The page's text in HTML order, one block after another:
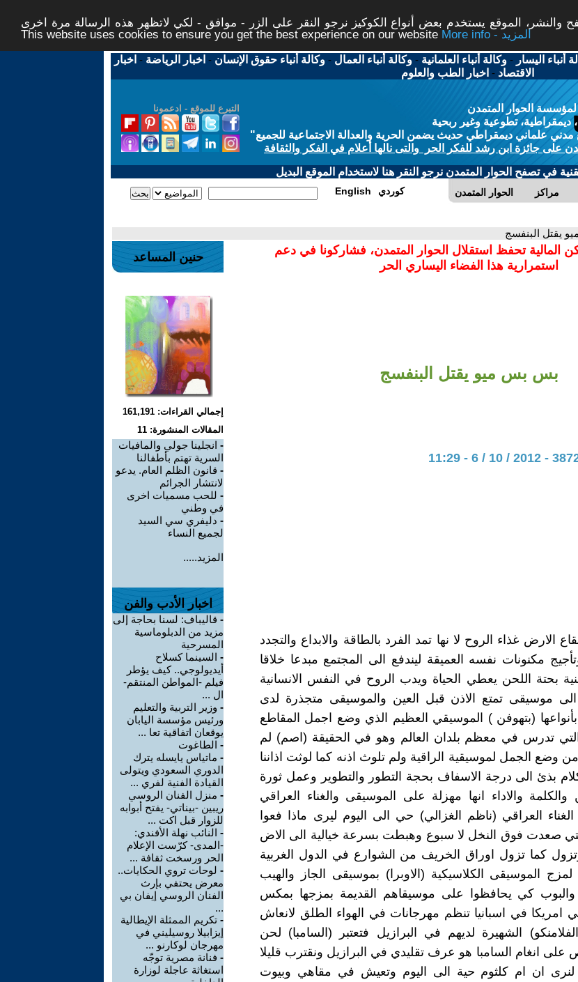
والنشر، الموقع يستخدم بعض أنواع الكوكيز نرجو النقر على الزر - موافق - لكي لاتظهر هذه الرسالة مرة اخرى -
This website uses cookies to ensure you get the best experience on our website
More info - المزيد
أنباء اليسار -وكالة أنباء العلمانية -وكالة أنباء العمال -وكالة أنباء حقوق الإنسان - اخبار الرياضة - اخبار
الاقتصاد - اخبار الطب والعلوم
التبرع للموقع - ادعمونا
لمؤسسة الحوار المتمدن
ديمقراطية، تطوعية وغير ربحية
علماني ديمقراطي حديث يضمن الحرية والعدالة الاجتماعية للجميع"
على جائزة ابن رشد للفكر الحر والتى نالها أعلام في الفكر والثقافة
في تصفح الحوار المتمدن نرجو النقر هنا لاستخدام الموقع البديل
الحوار المتمدن مراكز English كوردي
يقتل البنفسج
المالية تحفظ استقلال الحوار المتمدن، فشاركونا في دعم
استمرارية هذا الفضاء اليساري الحر
بس بس ميو يقتل البنفسج
الارض غذاء الروح لا نها تمد الفرد بالطاقة والابداع والتجدد
مكنونات نفسه العميقة ليندفع الى المجتمع مبدعا خلاقا
بحتة اللحن يعطي الحياة ويدب الروح في النفس الانسانية
الى موسيقى تمتع الاذن قبل العين والموسيقى متجذرة لدى
(بتهوفن ) الموسيقي العظيم الذي وضع اجمل المقاطع
التي تدرس في معظم بلدان العالم وهو في الحقيقة (اصم) لم
وضع الجمل لموسيقية الراقية ولم تلوث اذنه كما لوثت اذاننا
بذئ الى درجة الاسفاف بحجة التطور والتطوير وعمل ثورة
والاداء انها مهزلة على الموسيقى والغناء العراقي
العراقي (ناظم الغزالي) حي الى اليوم ليرى ماذا فعوا
التي صعدت فوق النخل لا سبوع وهبطت بسرعة خيالية الى الاض
كما تزول اوراق الخريف من الشوارع في الدول الغربية
الموسيقى الكلاسيكية (الاوبرا) بموسيقى الجاز والهيب
كي يحافظوا على موسيقاهم القديمة بمزجها بمكس
امريكا في اسبانيا تنظم مهرجانات في الهواء الطلق لانعاش
الشهيرة لديهم في البرازيل فتعتبر (السامبا) لحن
انغام السامبا هو عرف تقليدي في البرازيل ونقترب قليلا
لنرى ان ام كلثوم حية الى اليوم وتعيش في مقاهي وبيوت
حنين المساعد
إجمالي القراءات: 161,191
المقالات المنشورة: 11
- انجلينا جولي والمافيات
السرية تهتم بأطفالنا
- قانون الظلم العام. يدعو
لانتشار الجرائم
- للحب مسميات اخرى
في وطني
- دليفري سي السيد
لجميع النساء
المزيد.....
اخبار الأدب والفن
- قاليباف: لسنا بحاجة إلى
مزيد من الدبلوماسية
المسرحية
- السينما كسلاح
أيديولوجي.. كيف يؤطر
فيلم -المواطن المنتقم-
ال ...
- وزير التربية والتعليم
ورئيس مؤسسة اليابان
يوقعان اتفاقية تعا ...
- الطاغوت
- ماتياس يايسله يترك
الدوري السعودي ويتولى
القيادة الفنية لفري ...
- منزل الفنان الروسي
ريبين -بيناتي- يفتح أبوابه
للزوار قبل اكت ...
- النائب نهلة الأفندي:
-المدى- كرّست الإعلام
الحر ورسخت ثقافة ...
- لوحات تروي الحكايات..
معرض يحتفي بإرث
الفنان الروسي إيفان بي
...
- تكريم الممثلة الإيطالية
إيزابيلا روسيليني في
مهرجان لوكارنو ...
- فنانة مصرية توجّه
استغاثة عاجلة لوزارة